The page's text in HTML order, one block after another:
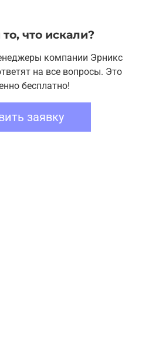
что искали?
компании Эрникс
на все вопросы. Это
бесплатно!
заявку